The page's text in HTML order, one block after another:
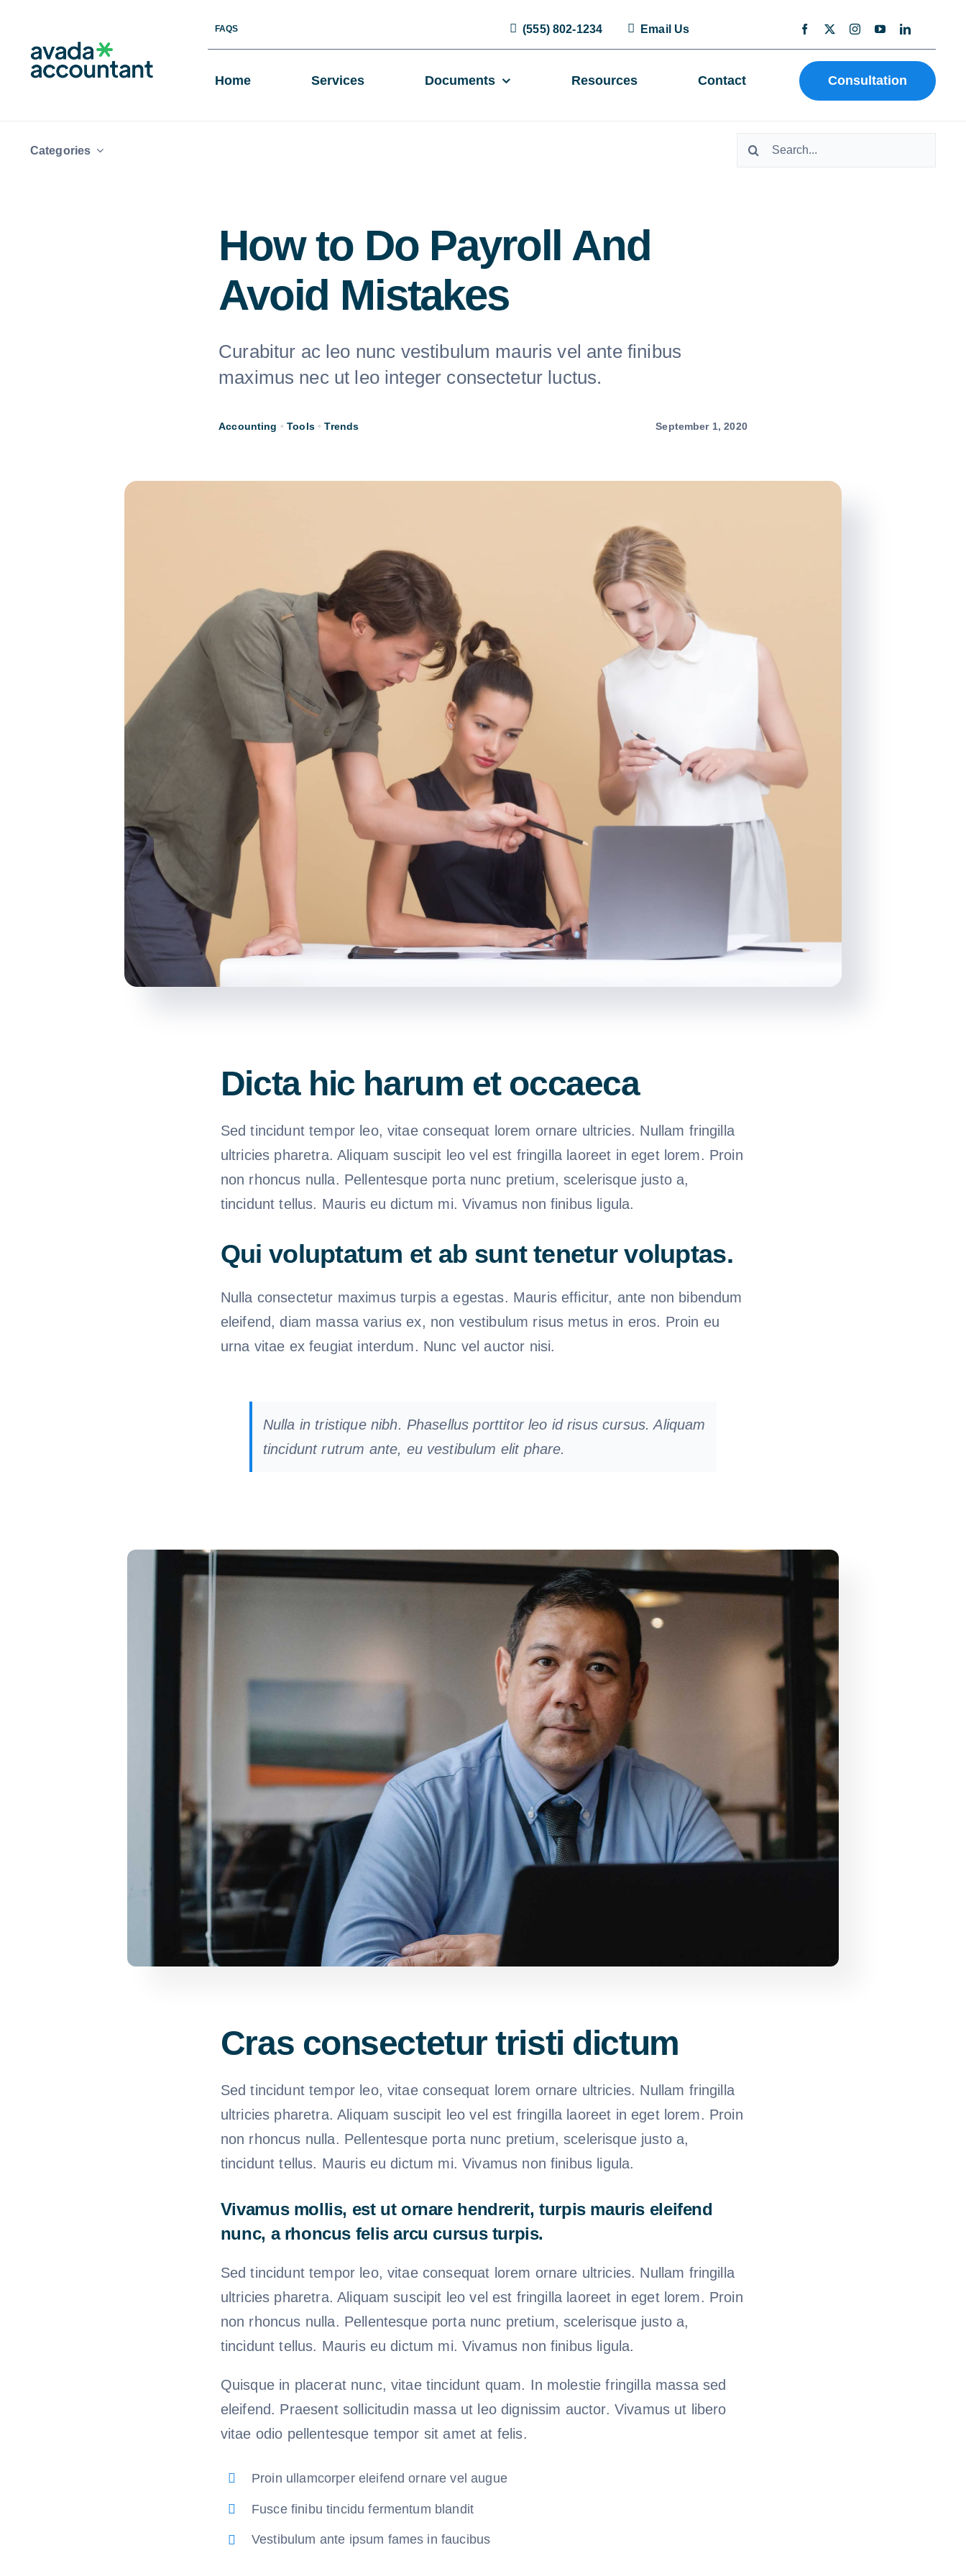
content
FAQS (555) 802-1234 Email Us
Home Services Documents Resources Contact Consultation
Categories
Search
How to Do Payroll And
Avoid Mistakes
Curabitur ac leo nunc vestibulum mauris vel ante finibus
maximus nec ut leo integer consectetur luctus.
Accounting •Tools•Trends September 1, 2020
Dicta hic harum et occaeca
Sed tincidunt tempor leo, vitae consequat lorem ornare ultricies. Nullam fringilla
ultricies pharetra. Aliquam suscipit leo vel est fringilla laoreet in eget lorem. Proin
non rhoncus nulla. Pellentesque porta nunc pretium, scelerisque justo a,
tincidunt tellus. Mauris eu dictum mi. Vivamus non finibus ligula.
Qui voluptatum et ab sunt tenetur voluptas.
Nulla consectetur maximus turpis a egestas. Mauris efficitur, ante non bibendum
eleifend, diam massa varius ex, non vestibulum risus metus in eros. Proin eu
urna vitae ex feugiat interdum. Nunc vel auctor nisi.
Nulla in tristique nibh. Phasellus porttitor leo id risus cursus. Aliquam
tincidunt rutrum ante, eu vestibulum elit phare.
Cras consectetur tristi dictum
Sed tincidunt tempor leo, vitae consequat lorem ornare ultricies. Nullam fringilla
ultricies pharetra. Aliquam suscipit leo vel est fringilla laoreet in eget lorem. Proin
non rhoncus nulla. Pellentesque porta nunc pretium, scelerisque justo a,
tincidunt tellus. Mauris eu dictum mi. Vivamus non finibus ligula.
Vivamus mollis, est ut ornare hendrerit, turpis mauris eleifend
nunc, a rhoncus felis arcu cursus turpis.
Sed tincidunt tempor leo, vitae consequat lorem ornare ultricies. Nullam fringilla
ultricies pharetra. Aliquam suscipit leo vel est fringilla laoreet in eget lorem. Proin
non rhoncus nulla. Pellentesque porta nunc pretium, scelerisque justo a,
tincidunt tellus. Mauris eu dictum mi. Vivamus non finibus ligula.
Quisque in placerat nunc, vitae tincidunt quam. In molestie fringilla massa sed
eleifend. Praesent sollicitudin massa ut leo dignissim auctor. Vivamus ut libero
vitae odio pellentesque tempor sit amet at felis.
Proin ullamcorper eleifend ornare vel augue
Fusce finibu tincidu fermentum blandit
Vestibulum ante ipsum fames in faucibus